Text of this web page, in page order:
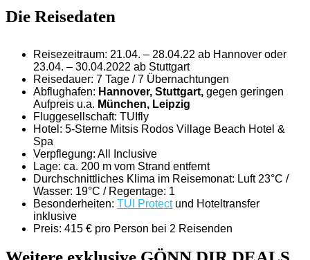
Die Reisedaten
Reisezeitraum: 21.04. – 28.04.22 ab Hannover oder
23.04. – 30.04.2022 ab Stuttgart
Reisedauer: 7 Tage / 7 Übernachtungen
Abflughafen: Hannover, Stuttgart, gegen geringen
Aufpreis u.a. München, Leipzig
Fluggesellschaft: TUIfly
Hotel: 5-Sterne Mitsis Rodos Village Beach Hotel &
Spa
Verpflegung: All Inclusive
Lage: ca. 200 m vom Strand entfernt
Durchschnittliches Klima im Reisemonat: Luft 23°C /
Wasser: 19°C / Regentage: 1
Besonderheiten: TUI Protectund Hoteltransfer
inklusive
Preis: 415 € pro Person bei 2 Reisenden